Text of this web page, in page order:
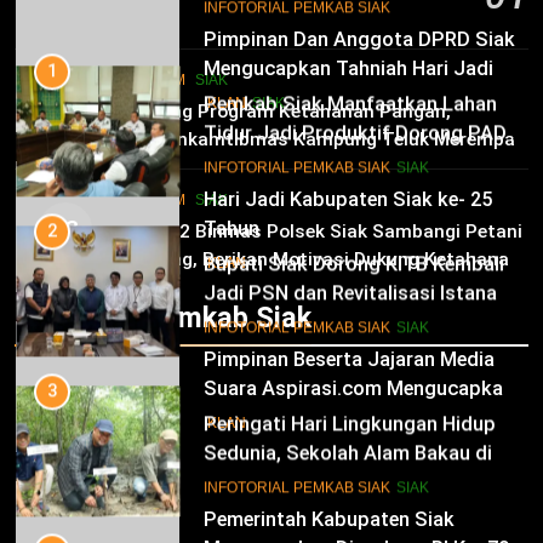
Pimpinan Dan Anggota DPRD Siak
Mengucapkan Tahniah Hari Jadi
Kabupaten Siak Ke-25 Tahun
IKLAN SIAK
11
Hari Jadi Kabupaten Siak ke- 25
Tahun
IKLAN
12
Pimpinan Beserta Jajaran Media
Suara Aspirasi.com Mengucapkan
Selamat HUT RI Ke-79
IKLAN
13
Pemerintah Kabupaten Siak
02
HUKRIM SIAK
Dukung Program Ketahanan Pangan,
Bhabinkamtibmas Kampung Teluk Merempan
Tinjau Tanaman Jagung Waga
03
HUKRIM SIAK
Panit 2 Binmas Polsek Siak Sambangi Petani
Jagung, Berikan Motivasi Dukung Ketahanan
Pangan Nasional
Infotorial Pemkab Siak
INFOTORIAL PEMKAB SIAK
1
Pemkab Siak Manfaatkan Lahan
Tidur Jadi Produktif Dorong PAD
dan Kesejahteraan Warga
INFOTORIAL PEMKAB SIAK SIAK
2
Bupati Siak Dorong KITB Kembali
Jadi PSN dan Revitalisasi Istana
Kesultanan Siak
INFOTORIAL PEMKAB SIAK SIAK
3
Peringati Hari Lingkungan Hidup
Sedunia, Sekolah Alam Bakau di
Siak Cetak Generasi Penjaga
Pesisir
INFOTORIAL PEMKAB SIAK SIAK